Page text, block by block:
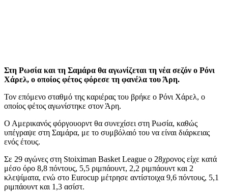
Στη Ρωσία και τη Σαμάρα θα αγωνίζεται τη νέα σεζόν ο Ρόνι
Χάρελ, ο οποίος φέτος φόρεσε τη φανέλα του Άρη.
Τον επόμενο σταθμό της καριέρας του βρήκε ο Ρόνι Χάρελ, ο
οποίος φέτος αγωνίστηκε στον Άρη.
Ο Αμερικανός φόργουορντ θα συνεχίσει στη Ρωσία, καθώς
υπέγραψε στη Σαμάρα, με το συμβόλαιό του να είναι διάρκειας
ενός έτους.
Σε 29 αγώνες στη Stoiximan Basket League ο 28χρονος είχε κατά
μέσο όρο 8,8 πόντους, 5,5 ριμπάουντ, 2,2 ριμπάουντ και 2
κλεψίματα, ενώ στο Eurocup μέτρησε αντίστοιχα 9,6 πόντους, 5,1
ριμπάουντ και 1,3 ασίστ.